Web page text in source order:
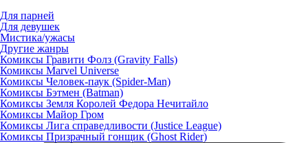
Для парней
Для девушек
Мистика/ужасы
Другие жанры
Комиксы Гравити Фолз (Gravity Falls)
Комиксы Marvel Universe
Комиксы Человек-паук (Spider-Man)
Комиксы Бэтмен (Batman)
Комиксы Земля Королей Федора Нечитайло
Комиксы Майор Гром
Комиксы Лига справедливости (Justice League)
Комиксы Призрачный гонщик (Ghost Rider)